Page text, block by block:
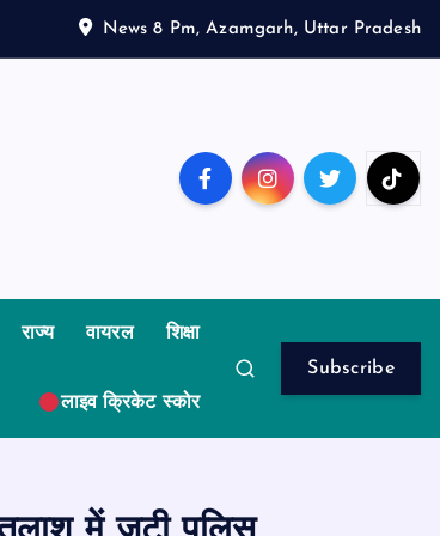
News 8 Pm, Azamgarh, Uttar Pradesh
राज्य वायरल शिक्षा
लाइव क्रिकेट स्कोर
Subscribe